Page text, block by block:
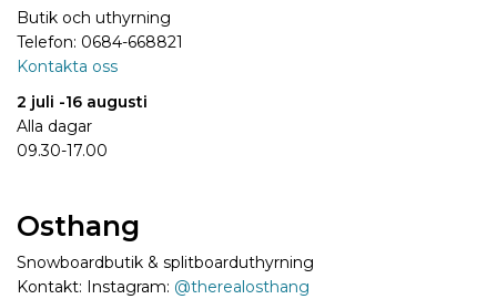
Butik och uthyrning
Telefon: 0684-668821
Kontakta oss
2 juli -16 augusti
Alla dagar
09.30-17.00
Osthang
Snowboardbutik & splitboarduthyrning
Kontakt: Instagram: @therealosthang